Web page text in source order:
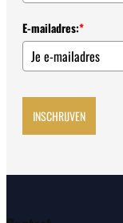
E-mailadres:*
INSCHRIJVEN